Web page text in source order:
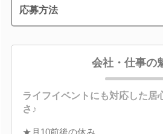
応募方法
会社・仕事の
ライフイベントにも対応した居
さ♪
★月10前後の休み